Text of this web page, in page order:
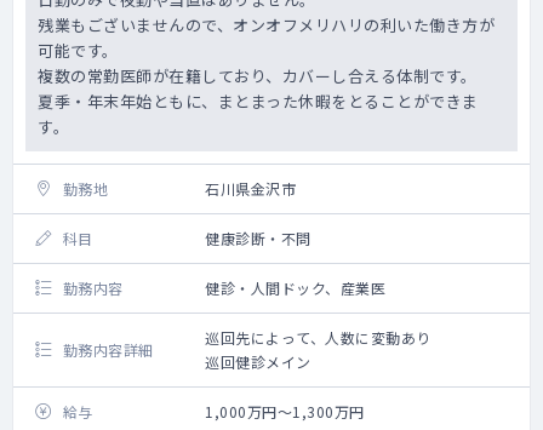
残業もございませんので、オンオフメリハリの利いた働き方が
可能です。
複数の常勤医師が在籍しており、カバーし合える体制です。
夏季・年末年始ともに、まとまった休暇をとることができま
す。
勤務地 石川県金沢市
科目 健康診断・不問
勤務内容 健診・人間ドック、産業医
勤務内容詳細
巡回先によって、人数に変動あり
巡回健診メイン
給与 1,000万円～1,300万円